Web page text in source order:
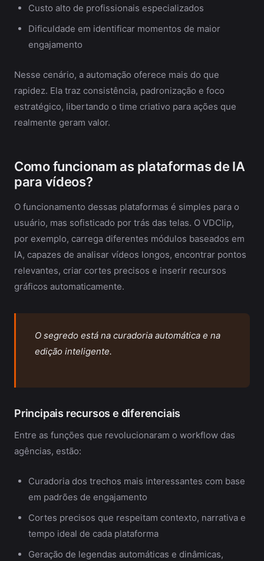
Custo alto de profissionais especializados
Dificuldade em identificar momentos de maior
engajamento
Nesse cenário, a automação oferece mais do que
rapidez. Ela traz consistência, padronização e foco
estratégico, libertando o time criativo para ações que
realmente geram valor.
Como funcionam as plataformas de IA
para vídeos?
O funcionamento dessas plataformas é simples para o
usuário, mas sofisticado por trás das telas. O VDClip,
por exemplo, carrega diferentes módulos baseados em
IA, capazes de analisar vídeos longos, encontrar pontos
relevantes, criar cortes precisos e inserir recursos
gráficos automaticamente.
O segredo está na curadoria automática e na
edição inteligente.
Principais recursos e diferenciais
Entre as funções que revolucionaram o workflow das
agências, estão:
Curadoria dos trechos mais interessantes com base
em padrões de engajamento
Cortes precisos que respeitam contexto, narrativa e
tempo ideal de cada plataforma
Geração de legendas automáticas e dinâmicas,